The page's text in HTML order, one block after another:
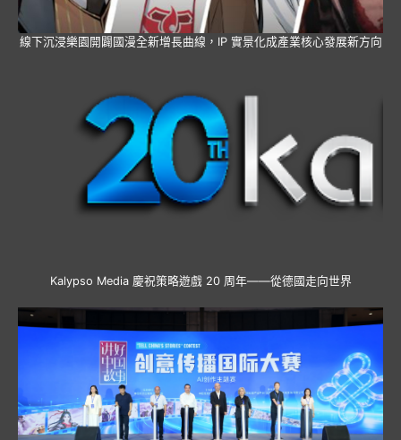
線下沉浸樂園開闢國漫全新增長曲線，IP 實景化成產業核心發展新方向
Kalypso Media 慶祝策略遊戲 20 周年——從德國走向世界